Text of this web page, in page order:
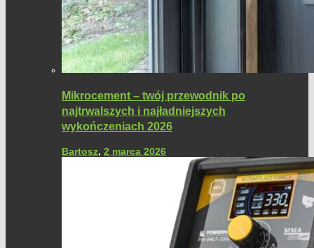
Mikrocement – twój przewodnik po
najtrwalszych i najładniejszych
wykończeniach 2026
Bartosz, 2 marca 2026